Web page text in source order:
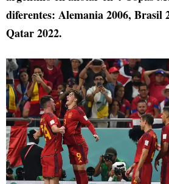
diferentes: Alemania 2006, Brasil
Qatar 2022.